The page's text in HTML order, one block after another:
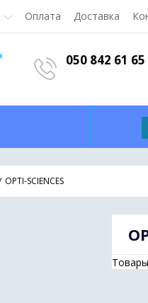
Оплата Доставка
050 842 61 65
OPTI-SCIENCES